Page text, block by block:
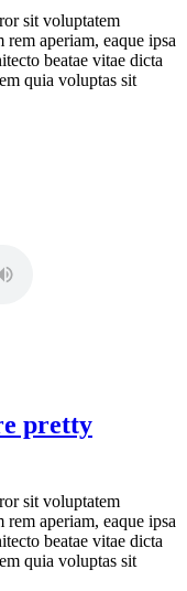
sit voluptatem
aperiam, eaque ipsa
beatae vitae dicta
quia voluptas sit
pretty
sit voluptatem
aperiam, eaque ipsa
beatae vitae dicta
quia voluptas sit